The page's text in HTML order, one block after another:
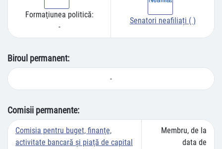
Formaţiunea politică:
-
Senatori neafiliați ( )
Biroul permanent:
-
Comisii permanente:
Comisia pentru buget, finanţe,
activitate bancară şi piaţă de capital
Membru, de la
data de